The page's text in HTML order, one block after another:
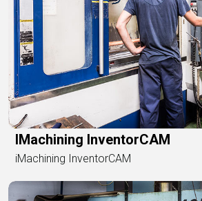
IMachining InventorCAM
iMachining InventorCAM